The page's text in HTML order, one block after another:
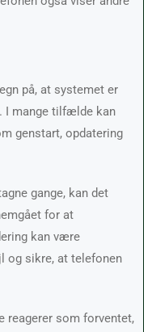
på, at systemet er
I mange tilfælde kan
genstart, opdatering
gange, kan det
for at
kan være
og sikre, at telefonen
reagerer som forventet,